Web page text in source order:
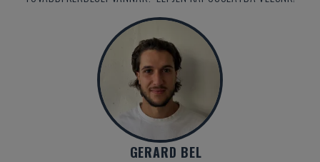
GERARD BEL